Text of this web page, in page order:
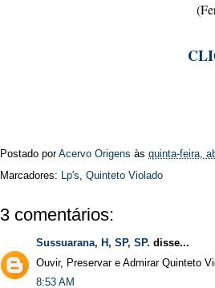
Postado porAcervo Origens às quinta-feira,
Marcadores: Lp's, Quinteto Violado
3 comentários:
Sussuarana, H, SP, SP. disse...
Ouvir, Preservar e Admirar Quinteto
8:53 AM